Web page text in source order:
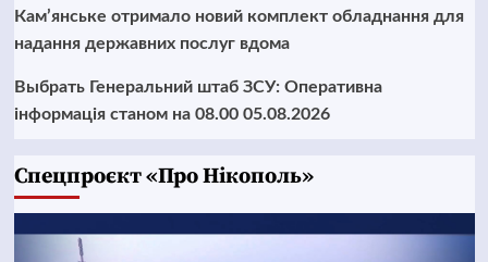
Кам’янське отримало новий комплект обладнання для
надання державних послуг вдома
Выбрать Генеральний штаб ЗСУ: Оперативна
інформація станом на 08.00 05.08.2026
Cпецпроєкт «Про Нікополь»